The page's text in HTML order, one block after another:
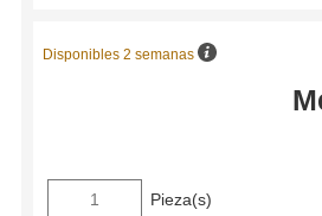
Disponibles 2 semanas
Pieza(s)